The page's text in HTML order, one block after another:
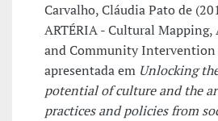
Carvalho, Cláudia Pato de
ARTÉRIA - Cultural
and Community Intervention
apresentada em Unlocking
potential of culture and the
practices and policies from